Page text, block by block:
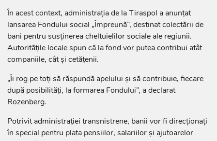
În acest context, administrația de la Tiraspol a anunțat
lansarea Fondului social „Împreună”, destinat colectării de
bani pentru susținerea cheltuielilor sociale ale regiunii.
Autoritățile locale spun că la fond vor putea contribui atât
companiile, cât și cetățenii.
„Îi rog pe toți să răspundă apelului și să contribuie, fiecare
după posibilități, la formarea Fondului”, a declarat
Rozenberg.
Potrivit administrației transnistrene, banii vor fi direcționați
în special pentru plata pensiilor, salariilor și ajutoarelor